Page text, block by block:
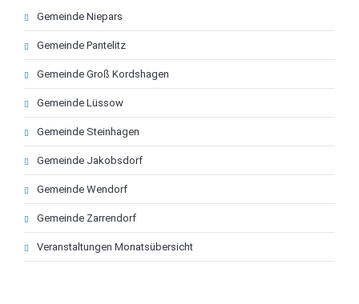
Navigation
überspringen
Gemeinde Niepars
Gemeinde Pantelitz
Gemeinde Groß Kordshagen
Gemeinde Lüssow
Gemeinde Steinhagen
Gemeinde Jakobsdorf
Gemeinde Wendorf
Gemeinde Zarrendorf
Veranstaltungen Monatsübersicht